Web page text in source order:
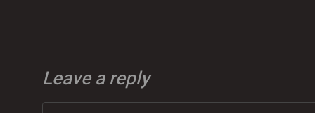
Leave a reply